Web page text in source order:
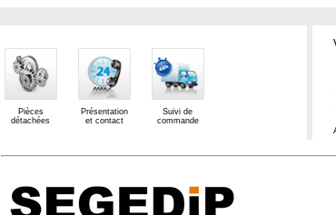
Pièces
détachées
Présentation
et contact
Suivi de
commande